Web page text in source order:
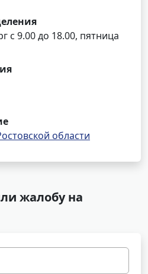
с 9.00 до 18.00, пятница
области
жалобу на